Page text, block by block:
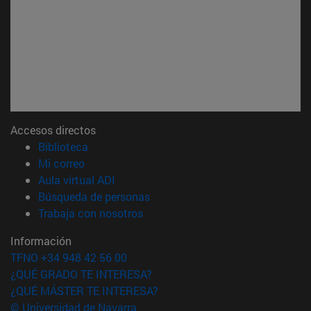
Accesos directos
Biblioteca
Mi correo(abre en nueva ventana)
Aula virtual ADI
Búsqueda de personas(abre en nueva ventana)
Trabaja con nosotros(abre en nueva ventana)
Información
TFNO +34 948 42 56 00
¿QUÉ GRADO TE INTERESA?
¿QUÉ MÁSTER TE INTERESA?
© Universidad de Navarra